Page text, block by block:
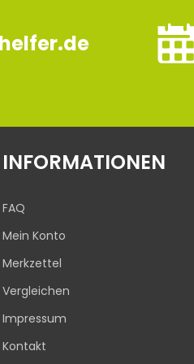
INFORMATIONEN
FAQ
Mein Konto
Merkzettel
Vergleichen
Impressum
Kontakt